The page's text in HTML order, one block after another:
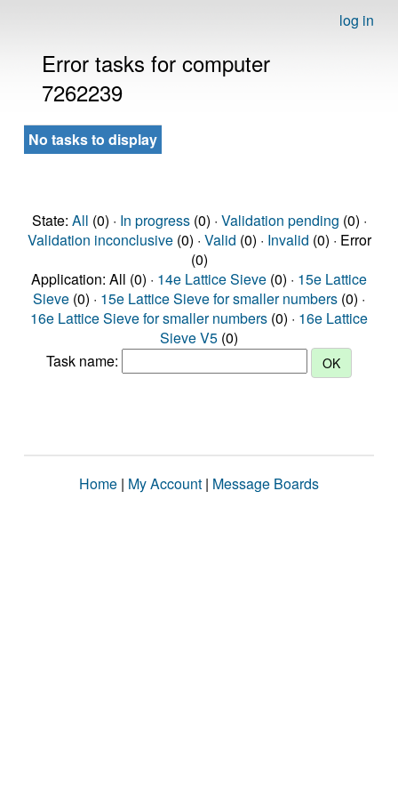
log in
Error tasks for computer
7262239
No tasks to display
State: All (0) · In progress(0) · Validation pending (0) ·
Validation inconclusive(0) · Valid (0) · Invalid (0) · Error
(0)
Application: All (0) · 14e Lattice Sieve (0) · 15e Lattice
Sieve (0) · 15e Lattice Sieve for smaller numbers (0) ·
16e Lattice Sieve for smaller numbers (0) · 16e Lattice
Sieve V5 (0)
Task name:
Home | My Account | Message Boards